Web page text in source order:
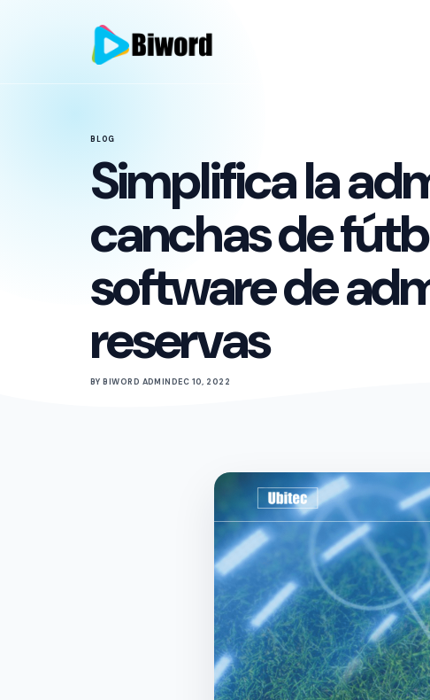
BLOG
Simplifica la
canchas de
software de
reservas
BY BIWORD ADMINDEC 10, 2022